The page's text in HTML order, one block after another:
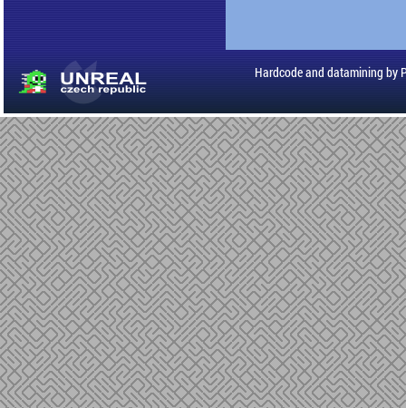
Hardcode and datamining by